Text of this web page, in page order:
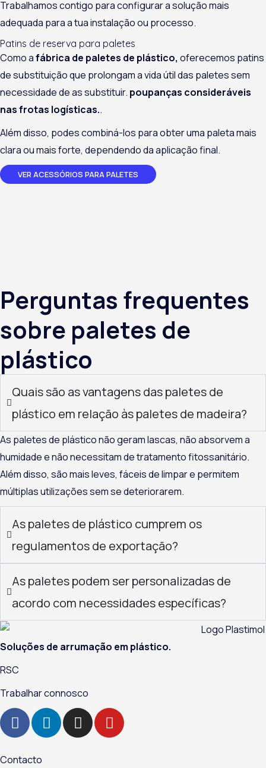
Trabalhamos contigo para configurar a solução mais
adequada para a tua instalação ou processo.
Patins de reserva para paletes
Como afábrica de paletes de plástico, oferecemos patins
de substituição que prolongam a vida útil das paletes sem
necessidade de as substituir. poupanças consideráveis
nas frotas logísticas..
Além disso, podes combiná-los para obter uma paleta mais
clara ou mais forte, dependendo da aplicação final.
VER ACESSÓRIOS PARA PALETES
Perguntas frequentes
sobre paletes de
plástico
Quais são as vantagens das paletes de
plástico em relação às paletes de madeira?
As paletes de plástico não geram lascas, não absorvem a
humidade e não necessitam de tratamento fitossanitário.
Além disso, são mais leves, fáceis de limpar e permitem
múltiplas utilizações sem se deteriorarem.
As paletes de plástico cumprem os
regulamentos de exportação?
As paletes podem ser personalizadas de
acordo com necessidades específicas?
Soluções de arrumação em plástico.
RSC
Trabalhar connosco
F
a
c
e
L
i
n
I
n
s
Y
o
u
Contacto